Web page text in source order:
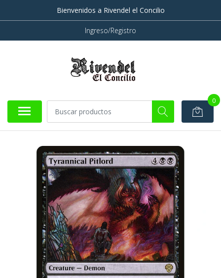
Bienvenidos a Rivendel el Concilio
Ingreso/Registro
0